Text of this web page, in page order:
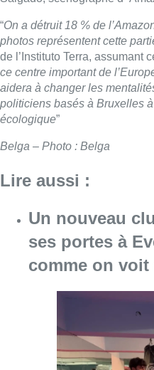
Un nouveau
ses portes à
comme on voit
08 août 2026Consulter